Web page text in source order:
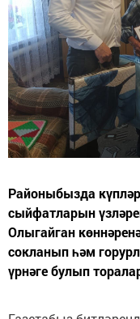
Районыбызда
сыйфатларын
Олыгайган
сокланып һәм
үрнәге булып